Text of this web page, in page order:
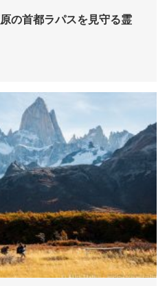
の首都ラパスを見守る霊